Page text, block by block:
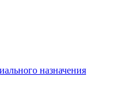
назначения